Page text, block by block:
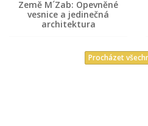
Země M´Zab: Opevněné
vesnice a jedinečná
architektura
Procházet